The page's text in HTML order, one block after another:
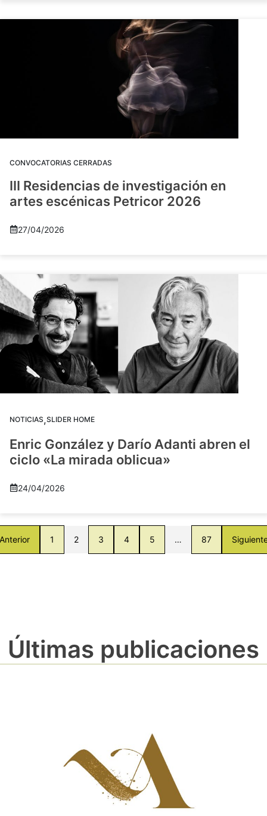
CONVOCATORIAS CERRADAS
III Residencias de investigación en
artes escénicas Petricor 2026
27/04/2026
NOTICIAS,SLIDER HOME
Enric González y Darío Adanti abren el
ciclo «La mirada oblicua»
24/04/2026
1 2 3 4 5 … 87
Últimas publicaciones